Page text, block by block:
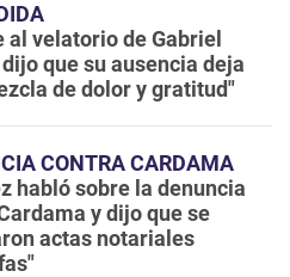
al velatorio de Gabriel
dijo que su ausencia deja
de dolor y gratitud"
CONTRA CARDAMA
habló sobre la denuncia
y dijo que se
actas notariales